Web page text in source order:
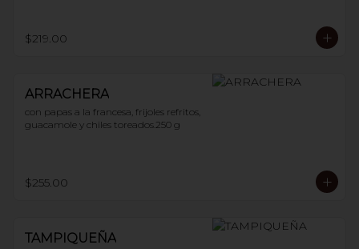
$219.00
ARRACHERA
con papas a la francesa, frijoles refritos,
guacamole y chiles toreados.250 g
$255.00
TAMPIQUEÑA